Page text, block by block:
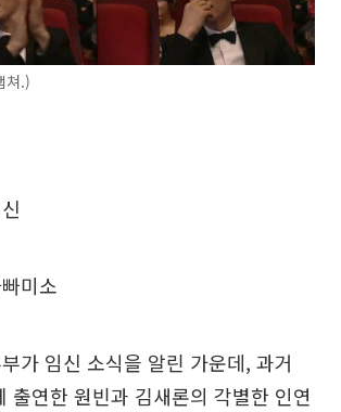
쳐.)
미소
가 임신 소식을 알린 가운데, 과거
출연한 원빈과 김새론의 각별한 인연